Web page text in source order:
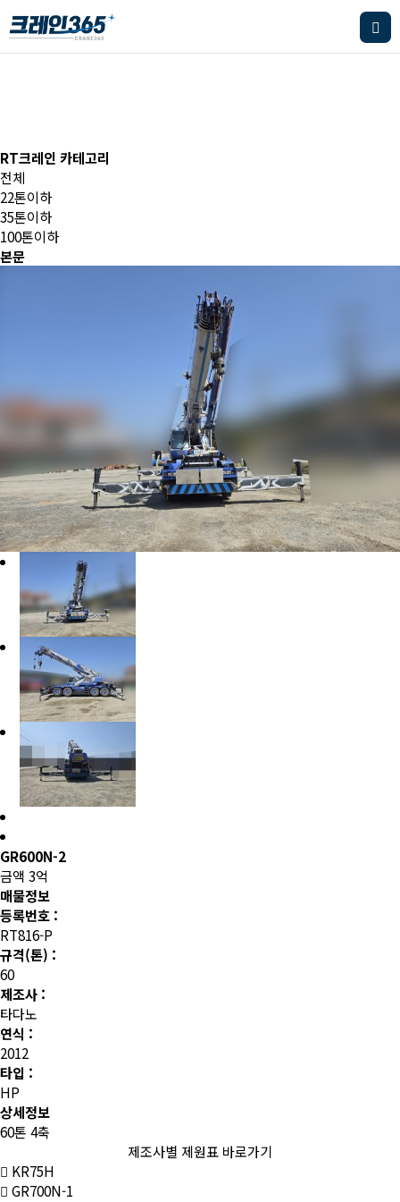
RT크레인 카테고리
전체
22톤이하
35톤이하
100톤이하
본문
GR600N-2
금액 3억
매물정보
등록번호 :
RT816-P
규격(톤) :
60
제조사 :
타다노
연식 :
2012
타입 :
HP
상세정보
60톤 4축
제조사별 제원표 바로가기
KR75H
GR700N-1